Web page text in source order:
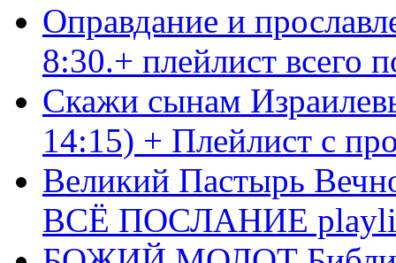
Оправдание и
8:30.+ плейлист
Скажи сынам
14:15) + Плейлист с
Великий Пастырь
ВСЁ ПОСЛАНИЕ